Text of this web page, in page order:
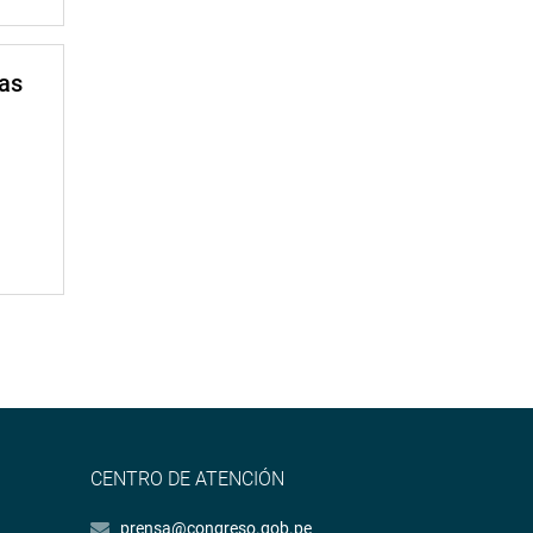
CENTRO DE ATENCIÓN
prensa@congreso.gob.pe